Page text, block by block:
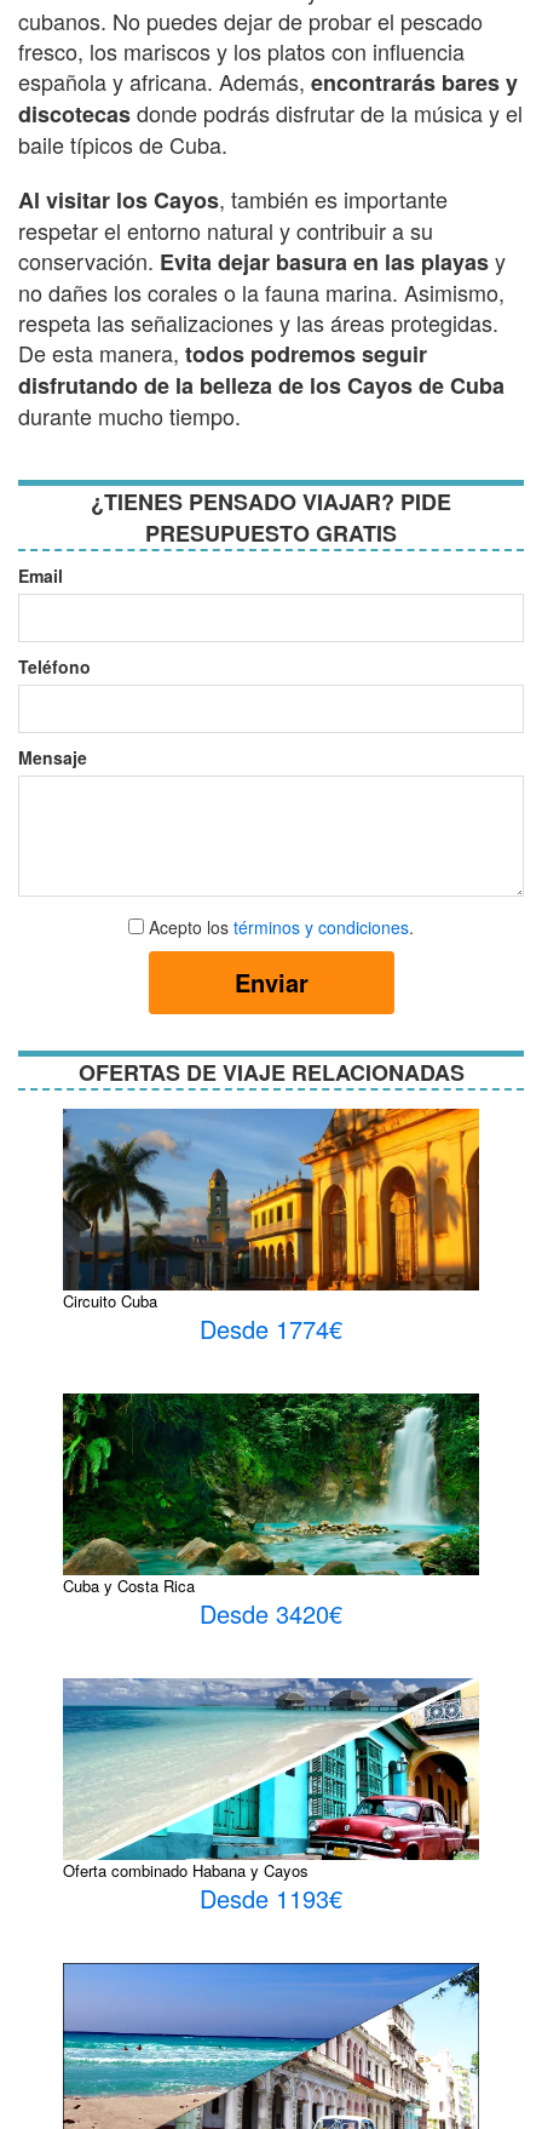
cubanos. No puedes dejar de probar el pescado
fresco, los mariscos y los platos con influencia
española y africana. Además, encontrarás bares y
discotecasdonde podrás disfrutar de la música y el
baile típicos de Cuba.
Al visitar los Cayos, también es importante
respetar el entorno natural y contribuir a su
conservación. Evita dejar basura en las playasy
no dañes los corales o la fauna marina. Asimismo,
respeta las señalizaciones y las áreas protegidas.
De esta manera, todos podremos seguir
disfrutando de la belleza de los Cayos de Cuba
durante mucho tiempo.
¿TIENES PENSADO VIAJAR? PIDE
PRESUPUESTO GRATIS
Email
Teléfono
Mensaje
Aceptar
términos
Acepto los términos y condiciones.
Enviar
OFERTAS DE VIAJE RELACIONADAS
Circuito Cuba
Desde 1774€
Cuba y Costa Rica
Desde 3420€
Oferta combinado Habana y Cayos
Desde 1193€